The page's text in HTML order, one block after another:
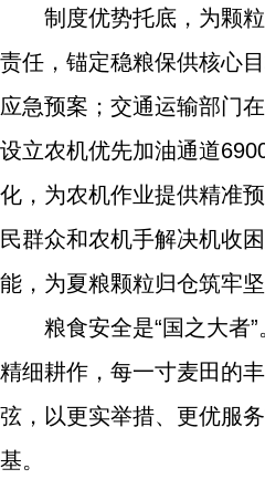
制度优势托底，为颗
责任，锚定稳粮保供核心
应急预案；交通运输部门
设立农机优先加油通道
化，为农机作业提供精准
民群众和农机手解决机收
能，为夏粮颗粒归仓筑牢坚
粮食安全是“国之大者
精细耕作，每一寸麦田的
弦，以更实举措、更优服
基。